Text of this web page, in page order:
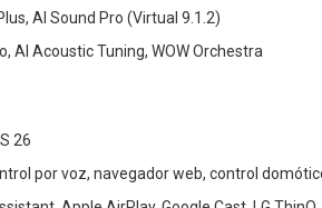
AI Sound Pro (Virtual 9.1.2)
AI Acoustic Tuning, WOW Orchestra
26
por voz, navegador web, control